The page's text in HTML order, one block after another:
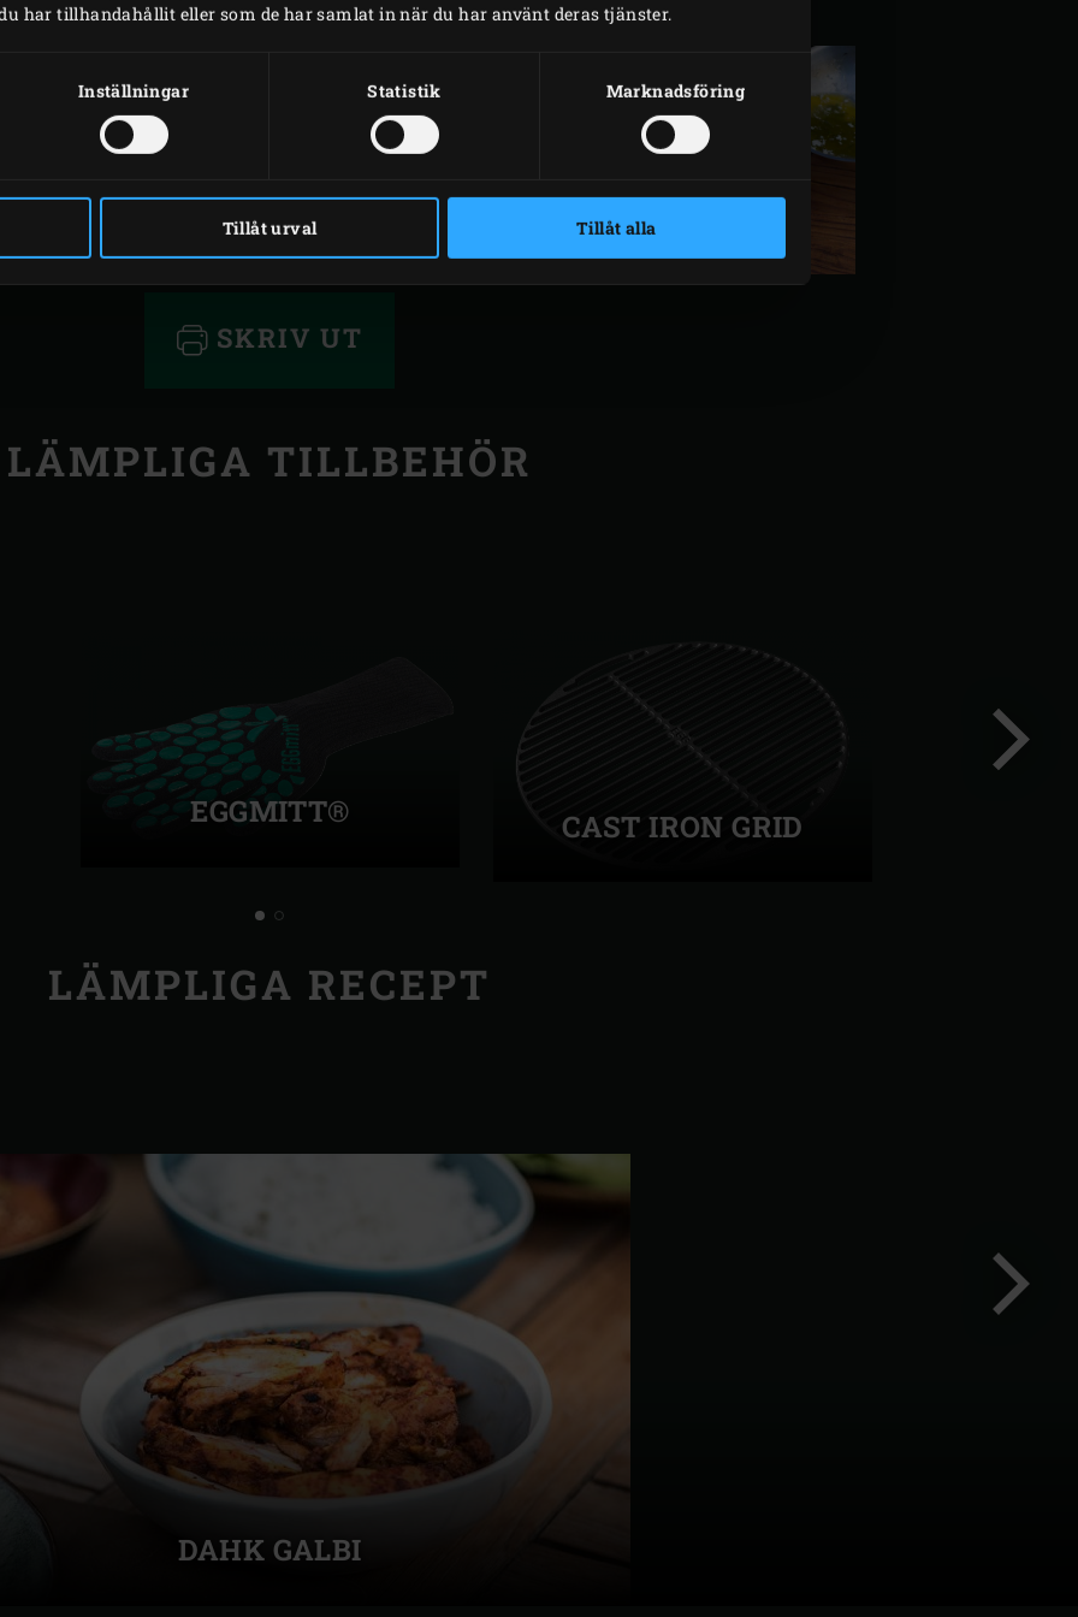
har tillhandahållit eller som de har samlat in när du har använt deras tjänster.
Inställningar Statistik Marknadsföring
Tillåt urval Tillåt alla
kycklingen innan servering.
SKRIV UT
LÄMPLIGA TILLBEHÖR
EGGMITT® CAST IRON GRID
LÄMPLIGA RECEPT
DAHK GALBI